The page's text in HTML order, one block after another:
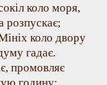
коло моря,
розпускає;
коло двору
гадає.
промовляє